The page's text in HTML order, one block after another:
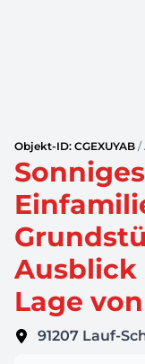
Objekt-ID: CGEXUYAB /
Sonniges
Lage
91207 Lauf-